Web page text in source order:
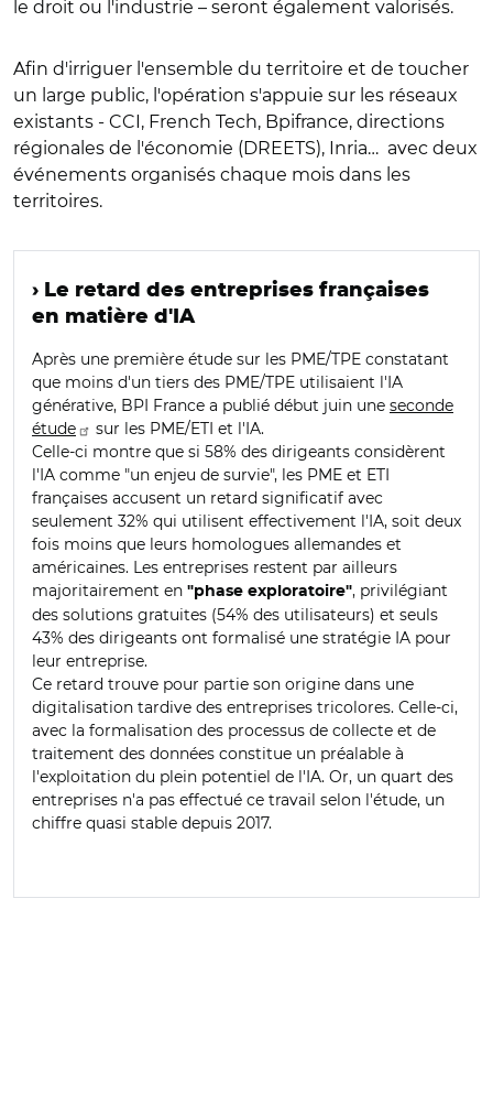
le droit ou l'industrie – seront également valorisés.
Afin d'irriguer l'ensemble du territoire et de toucher
un large public, l'opération s'appuie sur les réseaux
existants - CCI, French Tech, Bpifrance, directions
régionales de l'économie (DREETS), Inria… avec deux
événements organisés chaque mois dans les
territoires.
› Le retard des entreprises françaises
en matière d'IA
Après une première étude sur les PME/TPE constatant
que moins d'un tiers des PME/TPE utilisaient l'IA
générative, BPI France a publié début juin une seconde
étude
sur les PME/ETI et l'IA.
Celle-ci montre que si 58% des dirigeants considèrent
l'IA comme "un enjeu de survie", les PME et ETI
françaises accusent un retard significatif avec
seulement 32% qui utilisent effectivement l'IA, soit deux
fois moins que leurs homologues allemandes et
américaines. Les entreprises restent par ailleurs
majoritairement en "phase exploratoire", privilégiant
des solutions gratuites (54% des utilisateurs) et seuls
43% des dirigeants ont formalisé une stratégie IA pour
leur entreprise.
Ce retard trouve pour partie son origine dans une
digitalisation tardive des entreprises tricolores. Celle-ci,
avec la formalisation des processus de collecte et de
traitement des données constitue un préalable à
l'exploitation du plein potentiel de l'IA. Or, un quart des
entreprises n'a pas effectué ce travail selon l'étude, un
chiffre quasi stable depuis 2017.